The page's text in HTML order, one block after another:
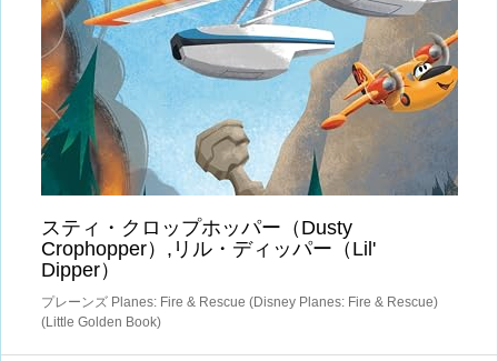
スティ・クロップホッパー（Dusty
Crophopper）,リル・ディッパー（Lil'
Dipper）
プレーンズ Planes: Fire & Rescue (Disney Planes: Fire & Rescue)
(Little Golden Book)